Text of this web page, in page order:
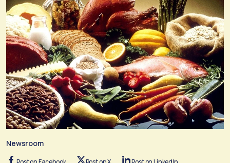
Newsroom